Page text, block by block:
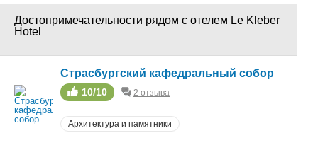
Достопримечательности рядом с отелем Le Kleber
Hotel
Страсбургский кафедральный собор
10/10 2 отзыва
Архитектура и памятники